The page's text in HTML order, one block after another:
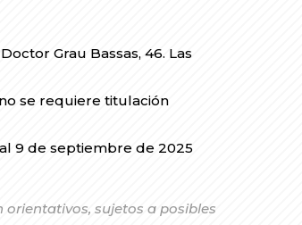
Grau Bassas, 46. Las
no se requiere titulación
9 de septiembre de 2025
orientativos, sujetos a posibles